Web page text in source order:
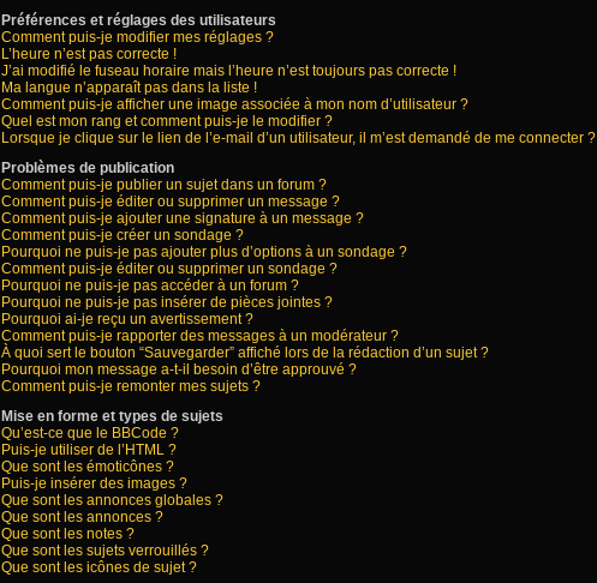
Préférences et réglages des utilisateurs
Comment puis-je modifier mes réglages ?
L’heure n’est pas correcte !
J’ai modifié le fuseau horaire mais l’heure n’est toujours pas correcte !
Ma langue n’apparaît pas dans la liste !
Comment puis-je afficher une image associée à mon nom d’utilisateur ?
Quel est mon rang et comment puis-je le modifier ?
Lorsque je clique sur le lien de l’e-mail d’un utilisateur, il m’est demandé de me connecter ?
Problèmes de publication
Comment puis-je publier un sujet dans un forum ?
Comment puis-je éditer ou supprimer un message ?
Comment puis-je ajouter une signature à un message ?
Comment puis-je créer un sondage ?
Pourquoi ne puis-je pas ajouter plus d’options à un sondage ?
Comment puis-je éditer ou supprimer un sondage ?
Pourquoi ne puis-je pas accéder à un forum ?
Pourquoi ne puis-je pas insérer de pièces jointes ?
Pourquoi ai-je reçu un avertissement ?
Comment puis-je rapporter des messages à un modérateur ?
À quoi sert le bouton “Sauvegarder” affiché lors de la rédaction d’un sujet ?
Pourquoi mon message a-t-il besoin d’être approuvé ?
Comment puis-je remonter mes sujets ?
Mise en forme et types de sujets
Qu’est-ce que le BBCode ?
Puis-je utiliser de l’HTML ?
Que sont les émoticônes ?
Puis-je insérer des images ?
Que sont les annonces globales ?
Que sont les annonces ?
Que sont les notes ?
Que sont les sujets verrouillés ?
Que sont les icônes de sujet ?